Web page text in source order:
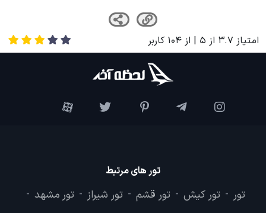
امتیاز 3.7 از 5 | از 104 کاربر
تور های مرتبط
تور - تور کیش - تور قشم - تور شیراز - تور مشهد -